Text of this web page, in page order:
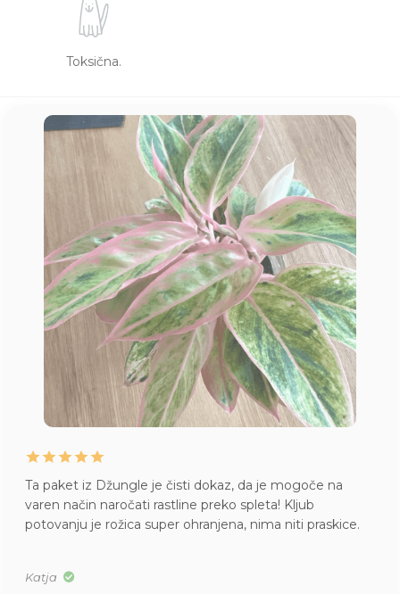
Toksična.
Ta paket iz Džungle je čisti dokaz, da je mogoče na
varen način naročati rastline preko spleta! Kljub
potovanju je rožica super ohranjena, nima niti praskice.
Katja